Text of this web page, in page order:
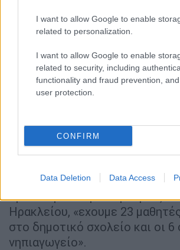
I want to allow Google to enable
related to personalization.
I want to allow Google to enable
related to security, including
functionality and fraud prevention,
user protection.
CONFIRM
Data Deletion Data Access
από ανθρώπους, που πήραν
μεγάλο βάρος θανάτων
σημειώνει την ίδια ώρα ο
Δημητριάδος, Ιγνάτιος.
Στην Κρήτη, ενώπιον του
εβδομάδα αρνητές γονείς από
οικογένειες, οι οποίοι έχουν
από πέρσι τα παιδιά τους στο
Σύμφωνα με τον Μανώλη
προϊστάμενο πρωτοβάθμιας
Ηρακλείου, «εχουμε 23
στο δημοτικό σχολείο και οι 6
νηπιαγωγείο».